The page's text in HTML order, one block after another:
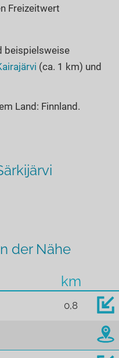
Freizeitwert
beispielsweise
(ca. 1 km) und
Land: Finnland.
der Nähe
km
0,8